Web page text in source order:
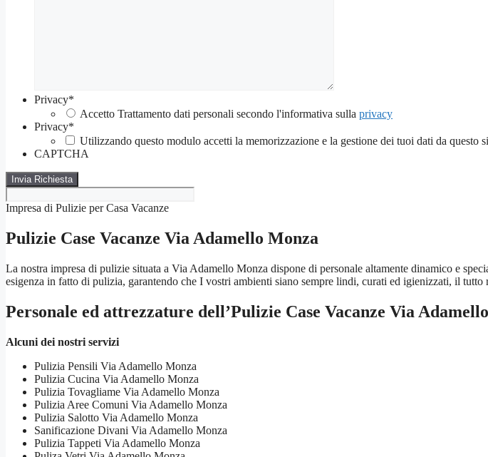
Privacy*
Accetto Trattamento dati personali secondo l'informativa sulla privacy
Privacy*
Utilizzando questo modulo accetti la memorizzazione e la gestione dei tuoi dati da questo
CAPTCHA
Impresa di Pulizie per Casa Vacanze
Pulizie Case Vacanze Via Adamello Monza
La nostra impresa di pulizie situata a Via Adamello Monza dispone di personale altamente dinamico e
esigenza in fatto di pulizia, garantendo che I vostri ambienti siano sempre lindi, curati ed igienizzati, il
Personale ed attrezzature dell’Pulizie Case Vacanze Via
Alcuni dei nostri servizi
Pulizia Pensili Via Adamello Monza
Pulizia Cucina Via Adamello Monza
Pulizia Tovagliame Via Adamello Monza
Pulizia Aree Comuni Via Adamello Monza
Pulizia Salotto Via Adamello Monza
Sanificazione Divani Via Adamello Monza
Pulizia Tappeti Via Adamello Monza